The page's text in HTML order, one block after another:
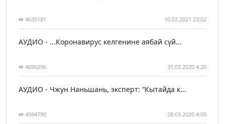
4635181 10.02.2021 23:02
АУДИО - ...Коронавирус келгенине аябай сүй...
4690296 31.03.2020 4:20
АУДИО - Чжун Наньшань, эксперт: “Кытайда к...
4594790 28.03.2020 4:05